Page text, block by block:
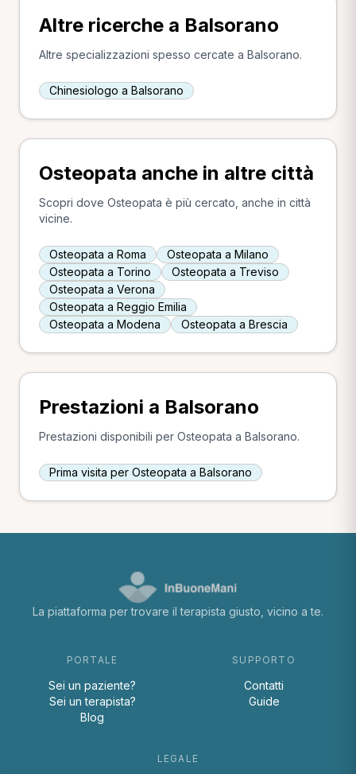
Altre ricerche a Balsorano
Altre specializzazioni spesso cercate a Balsorano.
Chinesiologo a Balsorano
Osteopata anche in altre città
Scopri dove Osteopata è più cercato, anche in città
vicine.
Osteopata a Roma
Osteopata a Milano
Osteopata a Torino
Osteopata a Treviso
Osteopata a Verona
Osteopata a Reggio Emilia
Osteopata a Modena
Osteopata a Brescia
Prestazioni a Balsorano
Prestazioni disponibili per Osteopata a Balsorano.
Prima visita per Osteopata a Balsorano
La piattaforma per trovare il terapista giusto, vicino a te.
PORTALE
Sei un paziente?
Sei un terapista?
Blog
SUPPORTO
Contatti
Guide
LEGALE